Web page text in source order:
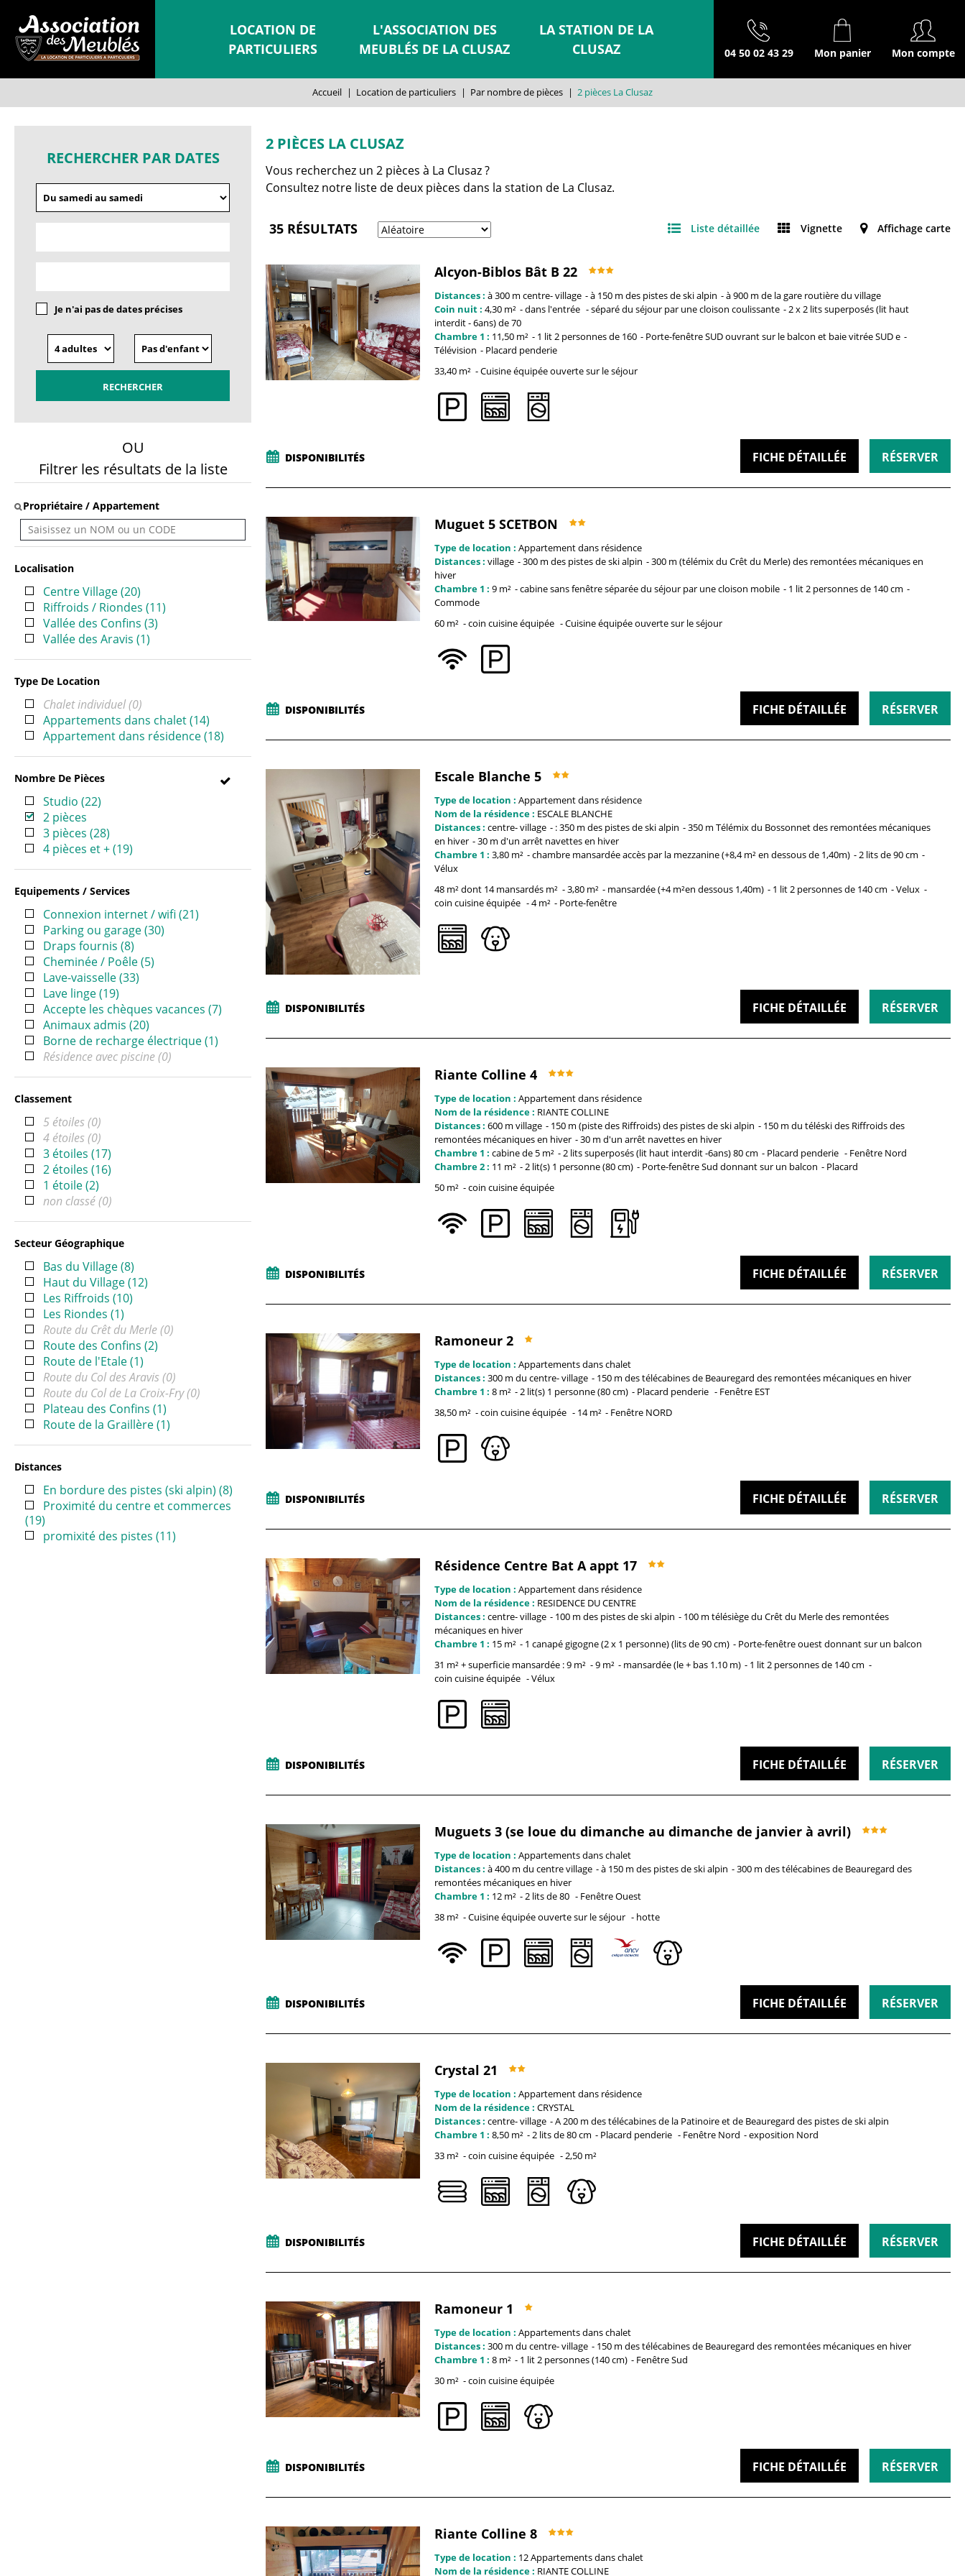
LOCATION DE
PARTICULIERS
L'ASSOCIATION DES
MEUBLÉS DE LA CLUSAZ
LA STATION DE LA
CLUSAZ
04 50 02 43 29 Mon panier Mon compte
Accueil | Location de particuliers | Par nombre de pièces | 2 pièces La Clusaz
RECHERCHER PAR DATES
Je n'ai pas de dates précises
OU
Filtrer les résultats de la liste
Propriétaire / Appartement
Localisation
Centre Village(20)
Riffroids / Riondes (11)
Vallée des Confins (3)
Vallée des Aravis (1)
Type De Location
Chalet individuel(0)
Appartements dans chalet(14)
Appartement dans résidence(18)
Nombre De Pièces
Studio (22)
2 pièces
3 pièces (28)
4 pièces et +(19)
Equipements / Services
Connexion internet / wifi(21)
Parking ou garage(30)
Draps fournis (8)
Cheminée / Poêle(5)
Lave-vaisselle(33)
Lave linge(19)
Accepte les chèques vacances (7)
Animaux admis (20)
Borne de recharge électrique(1)
Résidence avec piscine(0)
Classement
5 étoiles (0)
4 étoiles (0)
3 étoiles (17)
2 étoiles (16)
1 étoile(2)
non classé(0)
Secteur Géographique
Bas du Village(8)
Haut du Village(12)
Les Riffroids (10)
Les Riondes (1)
Route du Crêt du Merle(0)
Route des Confins (2)
Route de l'Etale(1)
Route du Col des Aravis (0)
Route du Col de La Croix-Fry(0)
Plateau des Confins (1)
Route de la Graillère(1)
Distances
En bordure des pistes (ski alpin) (8)
Proximité du centre et commerces
(19)
promixité des pistes (11)
2 PIÈCES LA CLUSAZ
Vous recherchez un 2 pièces à La Clusaz ?
Consultez notre liste de deux pièces dans la station de La Clusaz.
Liste détaillée Vignette Affichage carte
35 RÉSULTATS
Alcyon-Biblos Bât B 22
Distances : à 300 m centre-village à 150 m des pistes de ski alpin à 900 m de la gare routière du village
Coin nuit : 4,30 m² dans l'entrée séparé du séjour par une cloison coulissante
2 x 2 lits superposés (lit haut
interdit - 6ans)de 70
Chambre 1 : 11,50 m² 1 lit 2 personnesde 160 Porte-fenêtreSUD ouvrant sur le balcon et baie vitrée SUD e
Télévision
Placard penderie
33,40 m² Cuisine équipée ouverte sur le séjour
FICHE DÉTAILLÉE RÉSERVER
DISPONIBILITÉS
Muguet 5 SCETBON
Type de location : Appartement dans résidence
Distances : village 300 m des pistes de ski alpin 300 m (télémix du Crêt du Merle)des remontées mécaniques en
hiver
Chambre 1 : 9 m² cabinesans fenêtre séparée du séjour par une cloison mobile 1 lit 2 personnesde 140 cm
Commode
60 m² coin cuisine équipée Cuisine équipée ouverte sur le séjour
FICHE DÉTAILLÉE RÉSERVER
DISPONIBILITÉS
Escale Blanche 5
Type de location : Appartement dans résidence
Nom de la résidence : ESCALE BLANCHE
Distances : centre-village : 350 m des pistes de ski alpin 350 m Télémix du Bossonnetdes remontées mécaniques
en hiver
30 m d'un arrêt navettes en hiver
Chambre 1 : 3,80 m² chambre mansardéeaccès par la mezzanine (+8,4 m² en dessous de 1,40m) 2 lits de 90 cm
Vélux
48 m² dont 14 mansardés m² 3,80 m² mansardée(+4 m²en dessous 1,40m) 1 lit 2 personnesde 140 cm
Velux
coin cuisine équipée
4 m² Porte-fenêtre
FICHE DÉTAILLÉE RÉSERVER
DISPONIBILITÉS
Riante Colline 4
Type de location : Appartement dans résidence
Nom de la résidence : RIANTE COLLINE
Distances : 600 m village 150 m (piste des Riffroids)des pistes de ski alpin 150 m du téléski des Riffroidsdes
remontées mécaniques en hiver
30 m d'un arrêt navettes en hiver
Chambre 1 : cabinede 5 m² 2 lits superposés (lit haut interdit -6ans)80 cm Placard penderie Fenêtre Nord
Chambre 2 : 11 m² 2 lit(s) 1 personne (80 cm) Porte-fenêtreSud donnant sur un balcon
Placard
50 m² coin cuisine équipée
FICHE DÉTAILLÉE RÉSERVER
DISPONIBILITÉS
Ramoneur 2
Type de location : Appartements dans chalet
Distances : 300 m du centre-village 150 m des télécabines de Beauregard des remontées mécaniques en hiver
Chambre 1 : 8 m² 2 lit(s) 1 personne (80 cm) Placard penderie Fenêtre EST
38,50 m² coin cuisine équipée 14 m² Fenêtre NORD
FICHE DÉTAILLÉE RÉSERVER
DISPONIBILITÉS
Résidence Centre Bat A appt 17
Type de location : Appartement dans résidence
Nom de la résidence : RESIDENCE DU CENTRE
Distances : centre-village 100 m des pistes de ski alpin 100 m télésiège du Crêt du Merledes remontées
mécaniques en hiver
Chambre 1 : 15 m² 1 canapé gigogne (2 x 1 personne)(lits de 90 cm) Porte-fenêtreouest donnant sur un balcon
31 m² + superficie mansardée : 9 m² 9 m² mansardée(le + bas 1.10 m) 1 lit 2 personnesde 140 cm
coin cuisine équipée
Vélux
FICHE DÉTAILLÉE RÉSERVER
DISPONIBILITÉS
Muguets 3 (se loue du dimanche au dimanche de janvier à avril)
Type de location : Appartements dans chalet
Distances : à 400 m du centrevillage à 150 m des pistes de ski alpin 300 m des télécabines de Beauregard des
remontées mécaniques en hiver
Chambre 1 : 12 m² 2 lits de 80 FenêtreOuest
38 m² Cuisine équipée ouverte sur le séjour hotte
FICHE DÉTAILLÉE RÉSERVER
DISPONIBILITÉS
Crystal 21
Type de location : Appartement dans résidence
Nom de la résidence : CRYSTAL
Distances : centre-village A 200 m des télécabines de la Patinoire et de Beauregard des pistes de ski alpin
Chambre 1 : 8,50 m² 2 lits de 80cm Placard penderie Fenêtre Nord exposition Nord
33 m² coin cuisine équipée 2,50 m²
FICHE DÉTAILLÉE RÉSERVER
DISPONIBILITÉS
Ramoneur 1
Type de location : Appartements dans chalet
Distances : 300 m du centre-village 150 m des télécabines de Beauregard des remontées mécaniques en hiver
Chambre 1 : 8 m² 1 lit 2 personnes (140 cm) FenêtreSud
30 m² coin cuisine équipée
FICHE DÉTAILLÉE RÉSERVER
DISPONIBILITÉS
Riante Colline 8
Type de location : 12Appartements dans chalet
Nom de la résidence : RIANTE COLLINE